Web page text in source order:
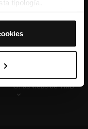
tipología.
en tu navegador.
si quieres que se
debes
Así se instalarán
las cookies
recordar tus
y mejoran tu
Otras webs de TMB